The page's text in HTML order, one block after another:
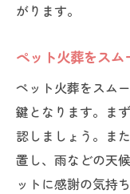
がります。
ペット火葬をス
ペット火葬をスム
鍵となります。ま
認しましょう。ま
置し、雨などの天
ットに感謝の気持